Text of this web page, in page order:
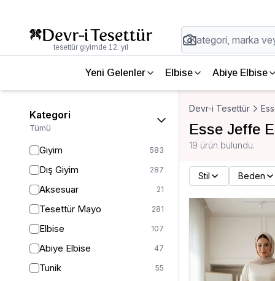
tesettür giyimde 12. yıl
Yeni Gelenler Elbise Abiye Elbise
Kategori
Tümü
Giyim 583
Dış Giyim 287
Aksesuar 21
Tesettür Mayo 281
Elbise 107
Abiye Elbise 47
Tunik 55
Devr-i Tesettür
Esse Jeffe
19 ürün bulundu.
Stil Beden